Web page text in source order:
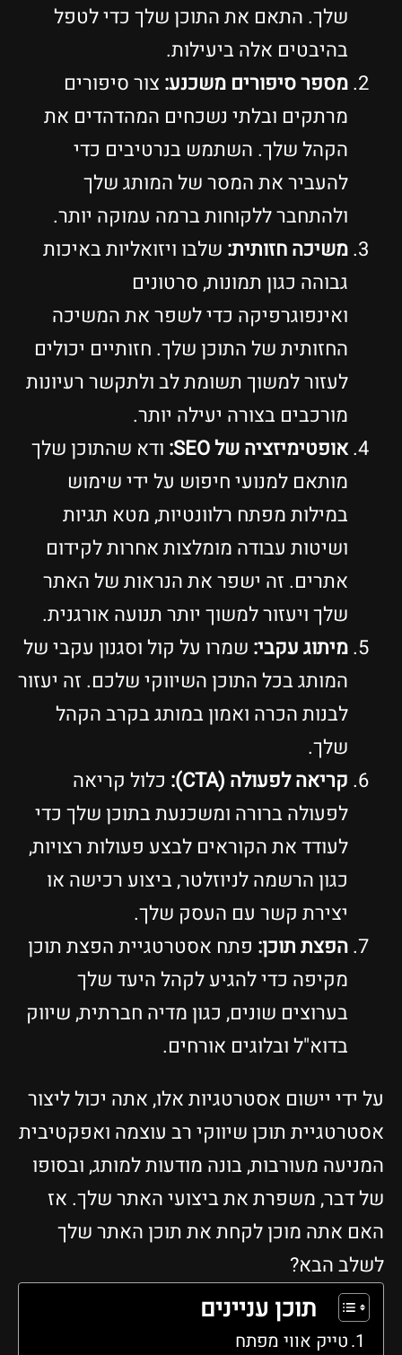
שלך. התאם את התוכן שלך כדי לטפל
בהיבטים אלה ביעילות.
מספר סיפורים משכנע: צור סיפורים
מרתקים ובלתי נשכחים המהדהדים את
הקהל שלך. השתמש בנרטיבים כדי
להעביר את המסר של המותג שלך
ולהתחבר ללקוחות ברמה עמוקה יותר.
משיכה חזותית: שלבו ויזואליות באיכות
גבוהה כגון תמונות, סרטונים
ואינפוגרפיקה כדי לשפר את המשיכה
החזותית של התוכן שלך. חזותיים יכולים
לעזור למשוך תשומת לב ולתקשר רעיונות
מורכבים בצורה יעילה יותר.
אופטימיזציה של SEO:
ודא שהתוכן שלך
מותאם למנועי חיפוש על ידי שימוש
במילות מפתח רלוונטיות, מטא תגיות
ושיטות עבודה מומלצות אחרות לקידום
אתרים. זה ישפר את הנראות של האתר
שלך ויעזור למשוך יותר תנועה אורגנית.
מיתוג עקבי: שמרו על קול וסגנון עקבי של
המותג בכל התוכן השיווקי שלכם. זה יעזור
לבנות הכרה ואמון במותג בקרב הקהל
שלך.
קריאה לפעולה (CTA):
כלול קריאה
לפעולה ברורה ומשכנעת בתוכן שלך כדי
לעודד את הקוראים לבצע פעולות רצויות,
כגון הרשמה לניוזלטר, ביצוע רכישה או
יצירת קשר עם העסק שלך.
הפצת תוכן: פתח אסטרטגיית הפצת תוכן
מקיפה כדי להגיע לקהל היעד שלך
בערוצים שונים, כגון מדיה חברתית, שיווק
בדוא"ל ובלוגים אורחים.
על ידי יישום אסטרטגיות אלו, אתה יכול ליצור
אסטרטגיית תוכן שיווקי רב עוצמה ואפקטיבית
המניעה מעורבות, בונה מודעות למותג, ובסופו
של דבר, משפרת את ביצועי האתר שלך. אז
האם אתה מוכן לקחת את תוכן האתר שלך
לשלב הבא?
תוכן עניינים
טייק אווי מפתח